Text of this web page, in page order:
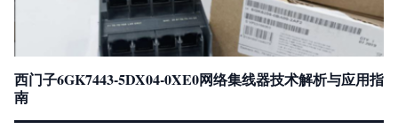
西门子6GK7443-5DX04-0XE0网络集线器技术解析与应用指
南